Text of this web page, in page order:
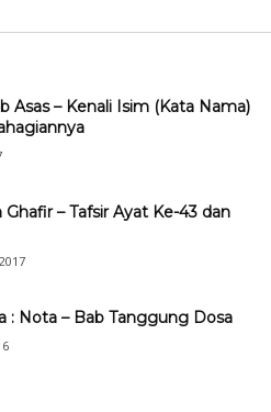
Asas – Kenali Isim (Kata Nama)
Ghafir – Tafsir Ayat Ke-43 dan
: Nota – Bab Tanggung Dosa